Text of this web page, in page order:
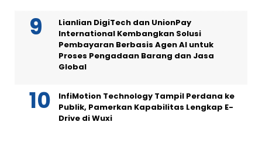
Lianlian DigiTech dan UnionPay
International Kembangkan Solusi
Pembayaran Berbasis Agen AI untuk
Proses Pengadaan Barang dan Jasa
Global
InfiMotion Technology Tampil Perdana ke
Publik, Pamerkan Kapabilitas Lengkap E-
Drive di Wuxi